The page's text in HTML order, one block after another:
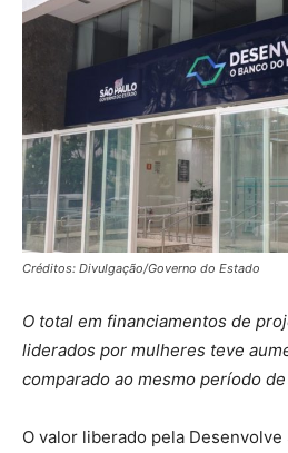
Créditos: Divulgação/Governo do Estado
O total em financiamentos de
liderados por mulheres teve
comparado ao mesmo período
O valor liberado pela